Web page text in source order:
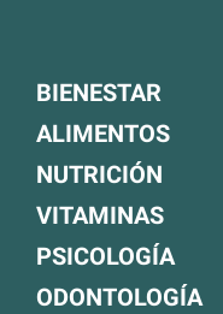
BIENESTAR
ALIMENTOS
NUTRICIÓN
VITAMINAS
PSICOLOGÍA
ODONTOLOGÍA